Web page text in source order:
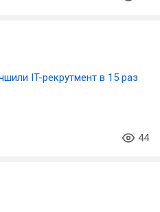
IT-рекрутмент в 15 раз
44